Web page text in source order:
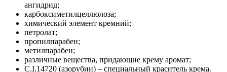
ангидрид;
карбоксиметилцеллюлоза;
химический элемент кремний;
петролат;
пропилпарабен;
метилпарабен;
различные вещества, придающие крему аромат;
С.I.14720 (азорубин) – специальный краситель крема.